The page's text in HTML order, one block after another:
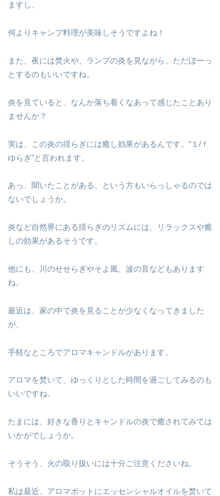
ますし、
何よりキャンプ料理が美味しそうですよね！
また、夜には焚火や、ランプの炎を見ながら、ただぼーっ
とするのもいいですね。
炎を見ていると、なんか落ち着くなあって感じたことあり
ませんか？
実は、この炎の揺らぎには癒し効果があるんです。“１/ｆ
ゆらぎ”と言われます。
あっ、聞いたことがある、という方もいらっしゃるのでは
ないでしょうか。
炎など自然界にある揺らぎのリズムには、リラックスや癒
しの効果があるそうです。
他にも、川のせせらぎやそよ風、波の音などもあります
ね。
最近は、家の中で炎を見ることが少なくなってきました
が、
手軽なところでアロマキャンドルがあります。
アロマを焚いて、ゆっくりとした時間を過ごしてみるのも
いいですね。
たまには、好きな香りとキャンドルの炎で癒されてみては
いかがでしょうか。
そうそう、火の取り扱いには十分ご注意くださいね。
私は最近、アロマポットにエッセンシャルオイルを焚いて